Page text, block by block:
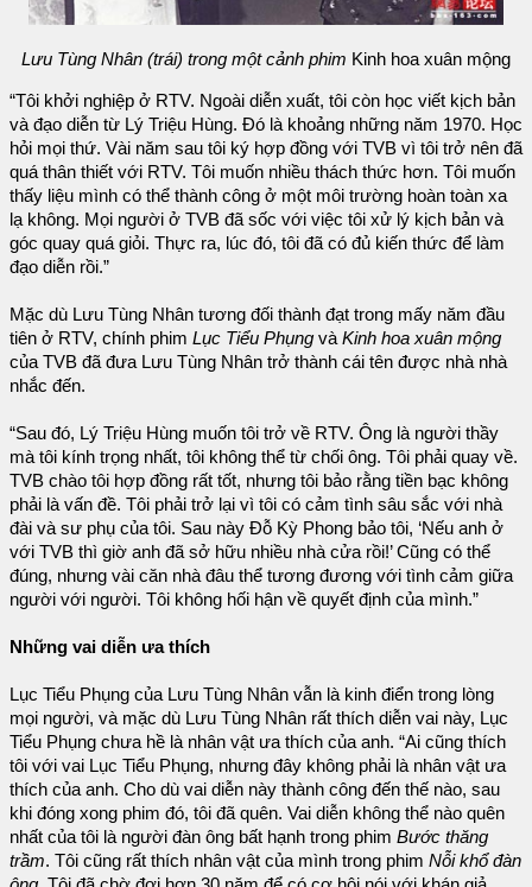
Lưu Tùng Nhân (trái) trong một cảnh phim Kinh hoa xuân mộng
“Tôi khởi nghiệp ở RTV. Ngoài diễn xuất, tôi còn học viết kịch bản
và đạo diễn từ Lý Triệu Hùng. Đó là khoảng những năm 1970. Học
hỏi mọi thứ. Vài năm sau tôi ký hợp đồng với TVB vì tôi trở nên đã
quá thân thiết với RTV. Tôi muốn nhiều thách thức hơn. Tôi muốn
thấy liệu mình có thể thành công ở một môi trường hoàn toàn xa
lạ không. Mọi người ở TVB đã sốc với việc tôi xử lý kịch bản và
góc quay quá giỏi. Thực ra, lúc đó, tôi đã có đủ kiến thức để làm
đạo diễn rồi.”
Mặc dù Lưu Tùng Nhân tương đối thành đạt trong mấy năm đầu
tiên ở RTV, chính phim Lục Tiểu Phụng và Kinh hoa xuân mộng
của TVB đã đưa Lưu Tùng Nhân trở thành cái tên được nhà nhà
nhắc đến.
“Sau đó, Lý Triệu Hùng muốn tôi trở về RTV. Ông là người thầy
mà tôi kính trọng nhất, tôi không thể từ chối ông. Tôi phải quay về.
TVB chào tôi hợp đồng rất tốt, nhưng tôi bảo rằng tiền bạc không
phải là vấn đề. Tôi phải trở lại vì tôi có cảm tình sâu sắc với nhà
đài và sư phụ của tôi. Sau này Đỗ Kỳ Phong bảo tôi, ‘Nếu anh ở
với TVB thì giờ anh đã sở hữu nhiều nhà cửa rồi!’ Cũng có thể
đúng, nhưng vài căn nhà đâu thể tương đương với tình cảm giữa
người với người. Tôi không hối hận về quyết định của mình.”
Những vai diễn ưa thích
Lục Tiểu Phụng của Lưu Tùng Nhân vẫn là kinh điển trong lòng
mọi người, và mặc dù Lưu Tùng Nhân rất thích diễn vai này, Lục
Tiểu Phụng chưa hề là nhân vật ưa thích của anh. “Ai cũng thích
tôi với vai Lục Tiểu Phụng, nhưng đây không phải là nhân vật ưa
thích của anh. Cho dù vai diễn này thành công đến thế nào, sau
khi đóng xong phim đó, tôi đã quên. Vai diễn không thể nào quên
nhất của tôi là người đàn ông bất hạnh trong phim Bước thăng
trầm. Tôi cũng rất thích nhân vật của mình trong phim Nỗi khổ đàn